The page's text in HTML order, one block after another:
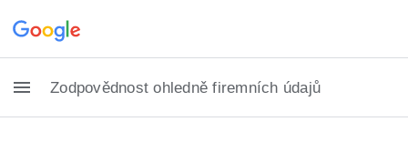
Zodpovědnost ohledně firemních údajů